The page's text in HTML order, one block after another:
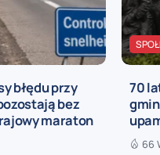
błędu przy
bez
maraton
70
66